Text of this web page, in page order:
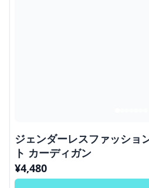
ジェンダーレスファッショ
ト カーディガン
¥4,480